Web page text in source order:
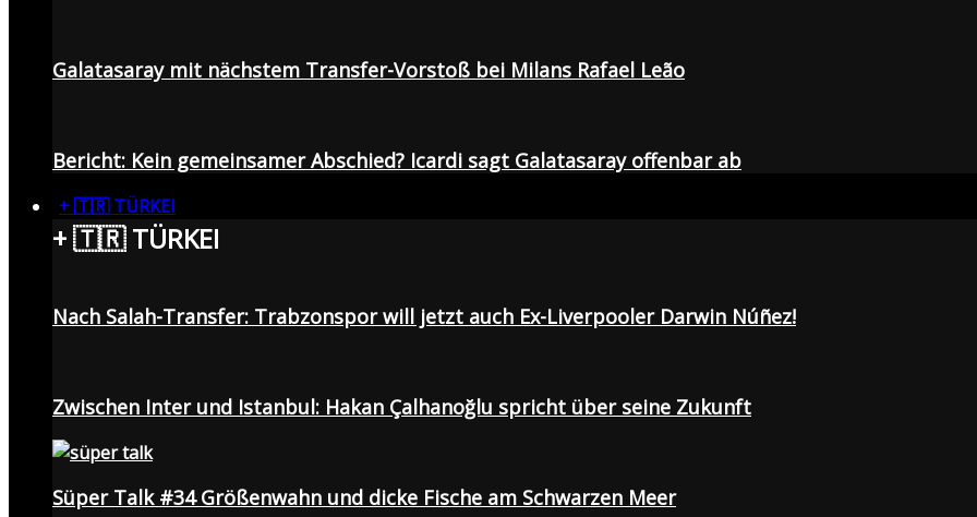
Galatasaray mit nächstem Transfer-Vorstoß bei Milans Rafael Leão
Bericht: Kein gemeinsamer Abschied? Icardi sagt Galatasaray offenbar ab
+ 🇹🇷 TÜRKEI
+ 🇹🇷 TÜRKEI
Nach Salah-Transfer: Trabzonspor will jetzt auch Ex-Liverpooler Darwin Núñez!
Zwischen Inter und Istanbul: Hakan Çalhanoğlu spricht über seine Zukunft
Süper Talk #34 Größenwahn und dicke Fische am Schwarzen Meer